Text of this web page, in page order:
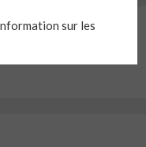
sur les